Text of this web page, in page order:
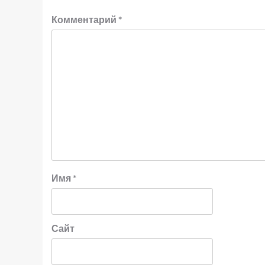
Комментарий *
Имя *
Сайт